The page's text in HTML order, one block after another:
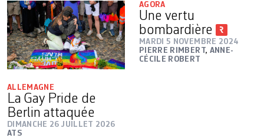
ALLEMAGNE
La Gay Pride de
Berlin attaquée
DIMANCHE 26 JUILLET 2026
ATS
AGORA
Une vertu
bombardière
MARDI 5 NOVEMBRE 2024
PIERRE RIMBERT, ANNE-
CÉCILE ROBERT